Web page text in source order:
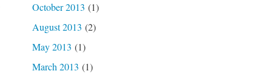
October 2013 (1)
August 2013 (2)
May 2013 (1)
March 2013 (1)